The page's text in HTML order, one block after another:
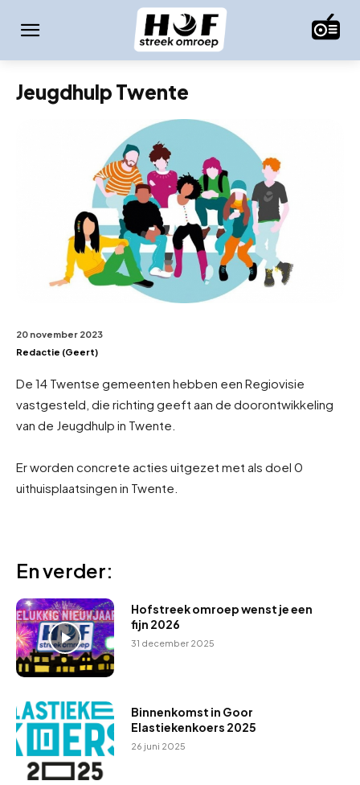
Jeugdhulp Twente
20 november 2023
Redactie (Geert)
De 14 Twentse gemeenten hebben een Regiovisie
vastgesteld, die richting geeft aan de doorontwikkeling
van de Jeugdhulp in Twente.
Er worden concrete acties uitgezet met als doel 0
uithuisplaatsingen in Twente.
En verder:
Hofstreek omroep wenst je een
fijn 2026
31 december 2025
Binnenkomst in Goor
Elastiekenkoers 2025
26 juni 2025